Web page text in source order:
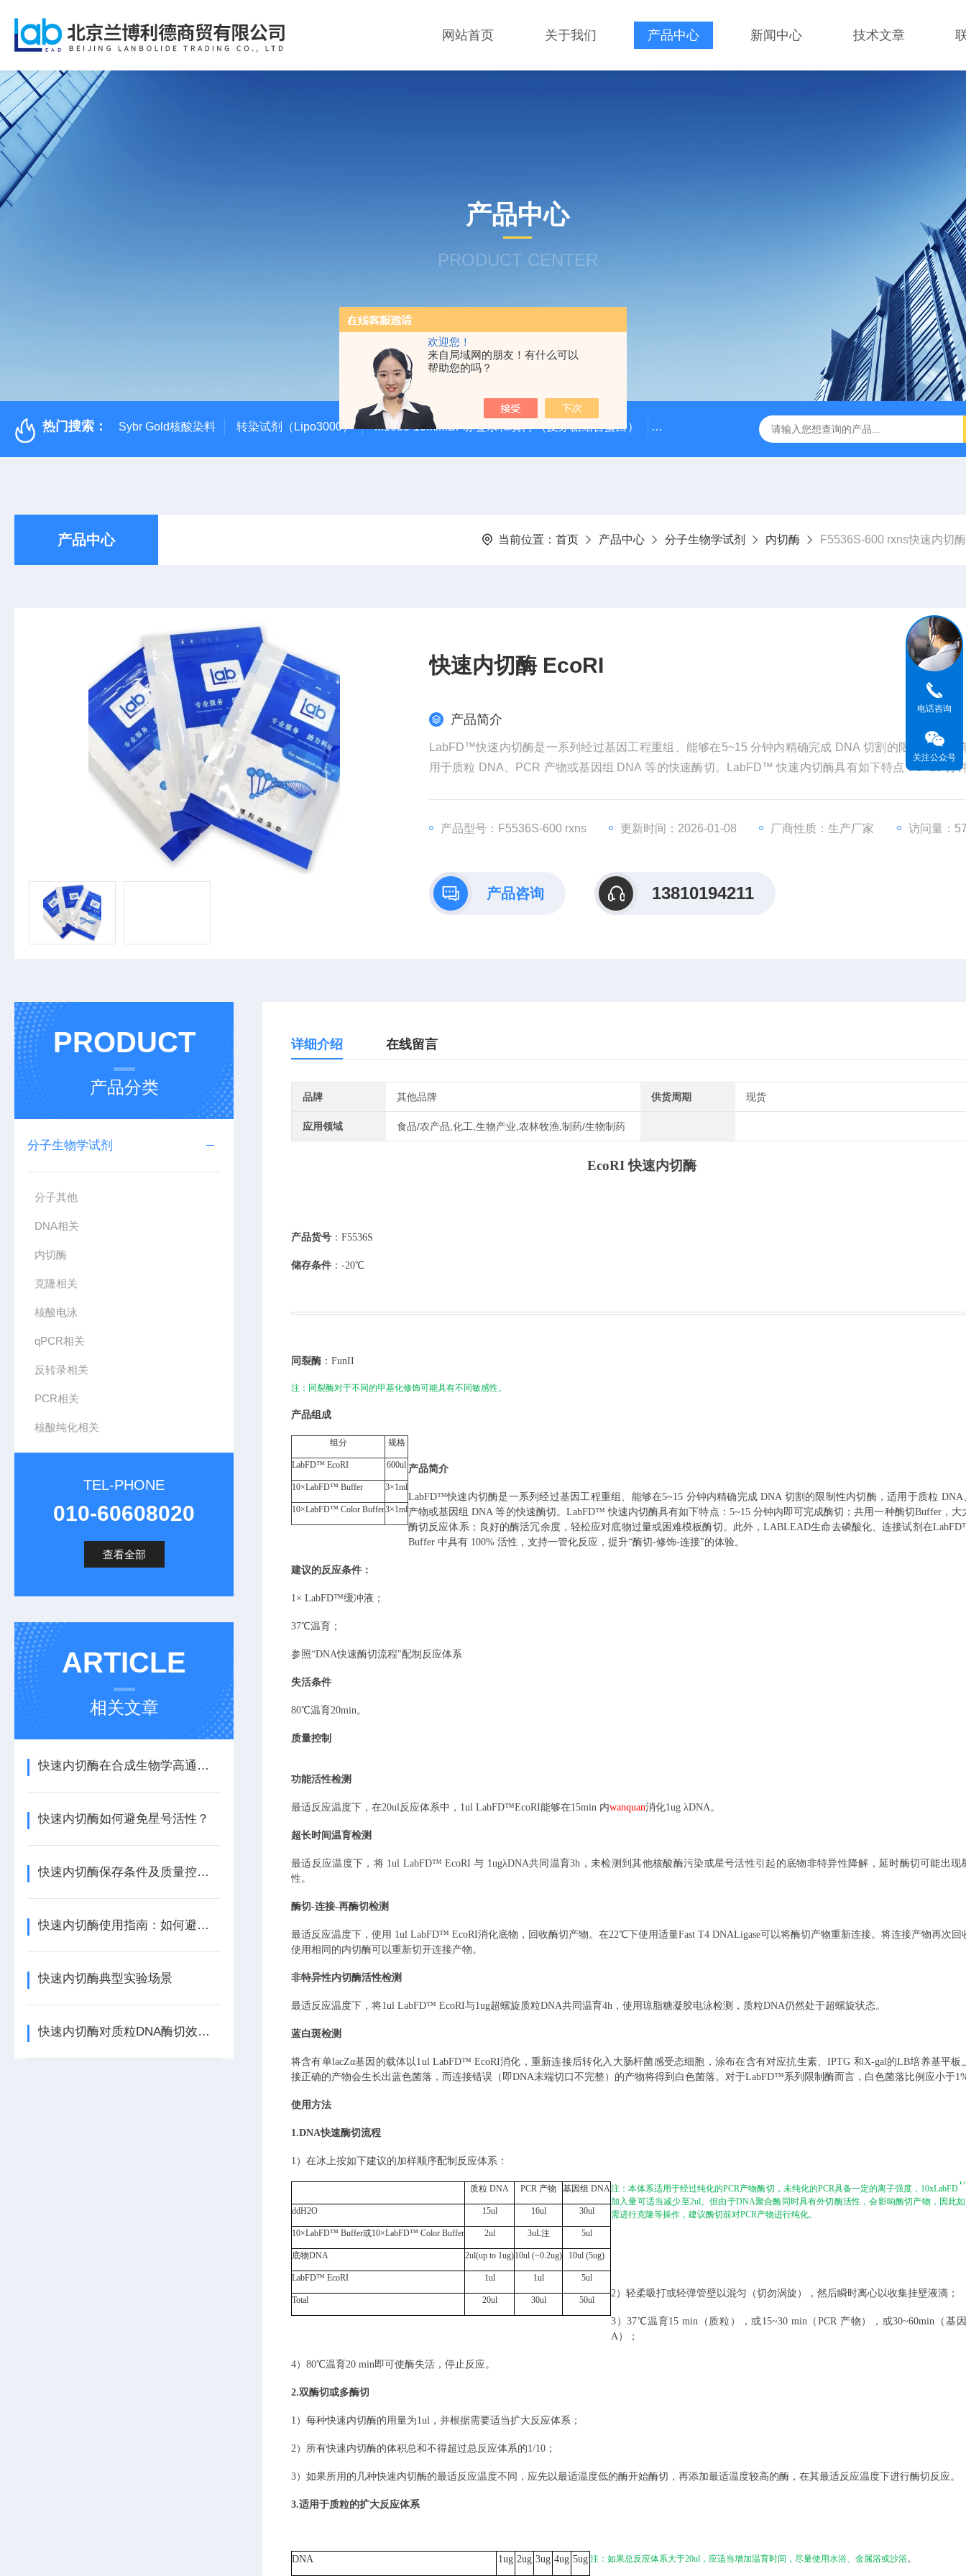
欢迎您！
来自局域网的朋友！有什么可以
帮助您的吗？
网站首页 关于我们 产品中心 新闻中心 技术文章
产品中心
PRODUCT CENTER
热门搜索： Sybr Gold核酸染料 转染试剂（Lipo3000） M1050-10mlMBP标签亲和填料 （麦芽糖结合蛋白） 500bp DNA Marker DNA Assembly Mix Plus无缝克隆
产品中心 当前位置： 首页 产品中心 分子生物学试剂 内切酶 F5536S-600 rxns快速内切
快速内切酶 EcoRI
产品简介
LabFD™快速内切酶是一系列经过基因工程重组、能够在5~15 分钟内精确完成 DNA 切割的限制性内切
用于质粒 DNA、PCR 产物或基因组 DNA 等的快速酶切。LabFD™ 快速内切酶具有如下特点：5~15 分
快速内切酶 EcoRI
产品型号：F5536S-600 rxns 更新时间：2026-01-08 厂商性质：生产厂家 访问量：
产品咨询 13810194211
PRODUCT
产品分类
分子生物学试剂
分子其他
DNA相关
内切酶
克隆相关
核酸电泳
qPCR相关
反转录相关
PCR相关
核酸纯化相关
TEL-PHONE
010-60608020
查看全部
ARTICLE
相关文章
快速内切酶在合成生物学高通量构建中的优势
快速内切酶如何避免星号活性？
快速内切酶保存条件及质量控制要点
快速内切酶使用指南：如何避免星状活性与提高特异性？
快速内切酶典型实验场景
快速内切酶对质粒DNA酶切效率的影响因素
详细介绍 在线留言
品牌 其他品牌 供货周期 现货
应用领域 食品/农产品,化工,生物产业,农林牧渔,制药/生物制药
EcoRI 快速内切酶
产品货号 ： F5536S
储存条件 ： -20℃
同裂酶 ： FunII
注：同裂酶对于不同的甲基化修饰可能具有不同敏感性。
产品组成
组分 规格
LabFD™ EcoRI 600ul
10×LabFD™ Buffer 3×1ml
10×LabFD™ Color Buffer3×1ml
产品简介
LabFD™快速内切酶是一系列经过基因工程重组、能够在5~15 分钟内精确完成 DNA 切割的限制性内切酶，适用于质粒 DNA
产物或基因组 DNA 等的快速酶切。LabFD™ 快速内切酶具有如下特点：5~15 分钟内即可完成酶切；共用一种酶切Buffer，大
酶切反应体系；良好的酶活冗余度，轻松应对底物过量或困难模板酶切。此外，LABLEAD生命去磷酸化、连接试剂在
Buffer 中具有 100% 活性，支持一管化反应，提升“酶切-修饰-连接"的体验。
建议的反应条件：
1× LabFD™缓冲液；
37℃温育；
参照“DNA快速酶切流程"配制反应体系
失活条件
80℃温育20min。
质量控制
功能活性检测
最适反应温度下，在20ul反应体系中， 1ul LabFD™EcoRI能够在15min 内wanquan消化1ug λDNA。
超长时间温育检测
最适反应温度下，将 1ul LabFD™ EcoRI 与 1ugλDNA共同温育3h，未检测到其他核酸酶污染或星号活性引起的底物非特异性降解，延时酶切可能出现
性。
酶切-连接-再酶切检测
最适反应温度下，使用 1ul LabFD™ EcoRI消化底物，回收酶切产物。在22℃下使用适量Fast T4 DNALigase可以将酶切产物重新连接。 将连接产物再次回
使用相同的内切酶可以重新切开连接产物。
非特异性内切酶活性检测
最适反应温度下， 将1ul LabFD™ EcoRI与1ug超螺旋质粒DNA共同温育4h，使用琼脂糖凝胶电泳检测，质粒DNA仍然处于超螺旋状态。
蓝白斑检测
将含有单lacZα基因的载体以1ul LabFD™ EcoRI消化，重新连接后转化入大肠杆菌感受态细胞，涂布在含有对应抗生素、IPTG 和X-gal的LB培养基平板
接正确的产物会生长出蓝色菌落，而连接错误（即DNA末端切口不完整）的产物将得到白色菌落。对于LabFD™系列限制酶而言，白色菌落比例应小于
使用方法
1.DNA快速酶切流程
1） 在冰上按如下建议的加样顺序配制反应体系：
质粒 DNA PCR 产物 基因组 DNA
ddH2O 15ul 16ul 30ul
10×LabFD™ Buffer或10×LabFD™ Color Buffer 2ul 3uL注 5ul
底物DNA 2ul(up to 1ug)10ul (~0.2ug) 10ul (5ug)
LabFD™ EcoRI 1ul 1ul 5ul
Total 20ul 30ul 50ul
注 ：本体系适用于经过纯化的PCR产物酶切，未纯化的PCR具备一定的离子强度，10xLabFD
加入量可适当减少至2ul。但由于DNA聚合酶同时具有外切酶活性，会影响酶切产物，因此
需进行克隆等操作，建议酶切前对PCR产物进行纯化。
2） 轻柔吸打或轻弹管壁以混匀（切勿涡旋），然后瞬时离心以收集挂壁液滴；
3）37℃温育15 min（质粒），或15~30 min（PCR 产物），或30~60min（基
A）；
4） 80℃温育20 min即可使酶失活，停止反应。
2.双酶切或多酶切
1） 每种快速内切酶的用量为1ul，并根据需要适当扩大反应体系；
2） 所有快速内切酶的体积总和不得超过总反应体系的1/10；
3） 如果所用的几种快速内切酶的最适反应温度不同，应先以最适温度低的酶开始酶切，再添加最适温度较高的酶，在其最适反应温度下进行酶切反应。
3.适用于质粒的扩大反应体系
DNA 1ug 2ug 3ug 4ug 5ug 注：如果总反应体系大于20ul，应适当增加温育时间，尽量使用水浴、金属浴或沙浴。
电话咨询
关注公众号